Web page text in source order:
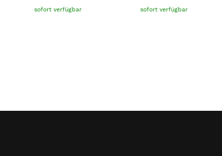
sofort verfügbar sofort verfügbar